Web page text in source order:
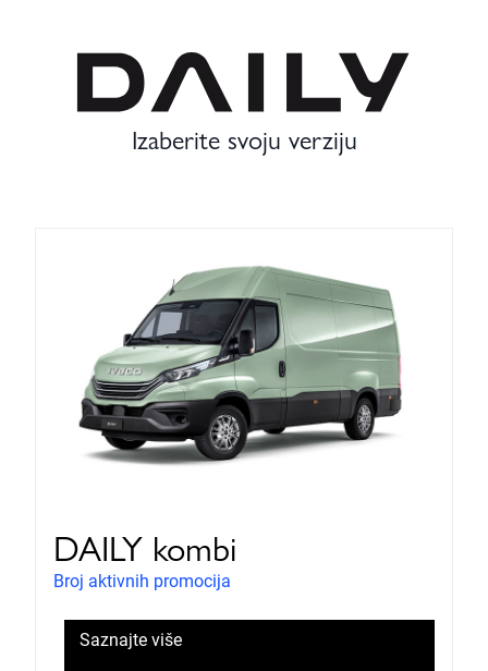
Izaberite svoju verziju
DAILY kombi
Broj aktivnih promocija
Saznajte više